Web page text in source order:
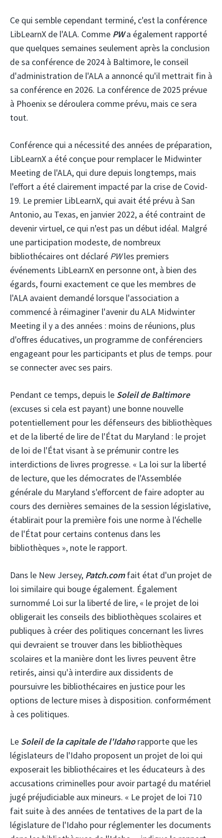
Ce qui semble cependant terminé, c'est la conférence
LibLearnX de l'ALA. Comme PWa également rapporté
que quelques semaines seulement après la conclusion
de sa conférence de 2024 à Baltimore, le conseil
d'administration de l'ALA a annoncé qu'il mettrait fin à
sa conférence en 2026. La conférence de 2025 prévue
à Phoenix se déroulera comme prévu, mais ce sera
tout.
Conférence qui a nécessité des années de préparation,
LibLearnX a été conçue pour remplacer le Midwinter
Meeting de l'ALA, qui dure depuis longtemps, mais
l'effort a été clairement impacté par la crise de Covid-
19. Le premier LibLearnX, qui avait été prévu à San
Antonio, au Texas, en janvier 2022, a été contraint de
devenir virtuel, ce qui n'est pas un début idéal. Malgré
une participation modeste, de nombreux
bibliothécaires ont déclaré PWles premiers
événements LibLearnX en personne ont, à bien des
égards, fourni exactement ce que les membres de
l'ALA avaient demandé lorsque l'association a
commencé à réimaginer l'avenir du ALA Midwinter
Meeting il y a des années : moins de réunions, plus
d'offres éducatives, un programme de conférenciers
engageant pour les participants et plus de temps. pour
se connecter avec ses pairs.
Pendant ce temps, depuis le Soleil de Baltimore
(excuses si cela est payant) une bonne nouvelle
potentiellement pour les défenseurs des bibliothèques
et de la liberté de lire de l'État du Maryland : le projet
de loi de l'État visant à se prémunir contre les
interdictions de livres progresse. « La loi sur la liberté
de lecture, que les démocrates de l'Assemblée
générale du Maryland s'efforcent de faire adopter au
cours des dernières semaines de la session législative,
établirait pour la première fois une norme à l'échelle
de l'État pour certains contenus dans les
bibliothèques », note le rapport.
Dans le New Jersey, Patch.comfait état d'un projet de
loi similaire qui bouge également. Également
surnommé Loi sur la liberté de lire, « le projet de loi
obligerait les conseils des bibliothèques scolaires et
publiques à créer des politiques concernant les livres
qui devraient se trouver dans les bibliothèques
scolaires et la manière dont les livres peuvent être
retirés, ainsi qu'à interdire aux dissidents de
poursuivre les bibliothécaires en justice pour les
options de lecture mises à disposition. conformément
à ces politiques.
Le Soleil de la capitale de l'Idahorapporte que les
législateurs de l'Idaho proposent un projet de loi qui
exposerait les bibliothécaires et les éducateurs à des
accusations criminelles pour avoir partagé du matériel
jugé préjudiciable aux mineurs. « Le projet de loi 710
fait suite à des années de tentatives de la part de la
législature de l'Idaho pour réglementer les documents